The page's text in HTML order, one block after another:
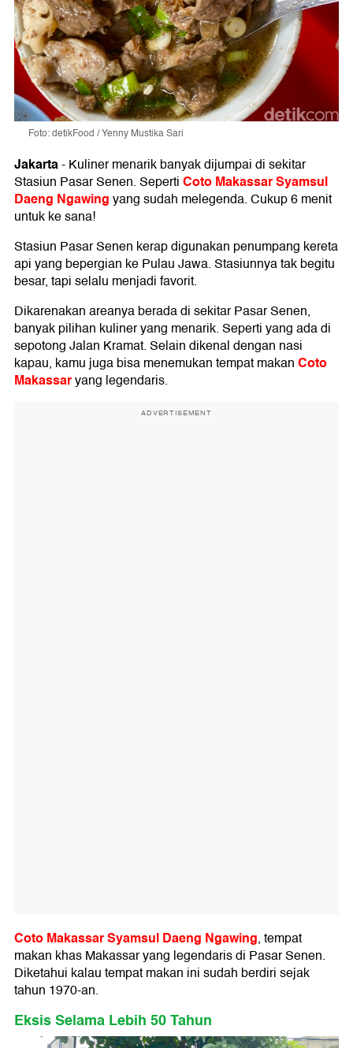
Foto: detikFood / Yenny Mustika Sari
Jakarta-Kuliner menarik banyak dijumpai di sekitar
Stasiun Pasar Senen. SepertiCoto Makassar Syamsul
Daeng Ngawingyang sudah melegenda. Cukup 6 menit
untuk ke sana!
Stasiun Pasar Senen kerap digunakan penumpang kereta
api yang bepergian ke Pulau Jawa. Stasiunnya tak begitu
besar, tapi selalu menjadi favorit.
Dikarenakan areanya berada di sekitar Pasar Senen,
banyak pilihan kuliner yang menarik. Seperti yang ada di
sepotong Jalan Kramat. Selain dikenal dengan nasi
kapau, kamu juga bisa menemukan tempat makanCoto
Makassaryang legendaris.
ADVERTISEMENT
Coto Makassar Syamsul Daeng Ngawing, tempat
makan khas Makassar yang legendaris di Pasar Senen.
Diketahui kalau tempat makan ini sudah berdiri sejak
tahun 1970-an.
Eksis Selama Lebih 50 Tahun